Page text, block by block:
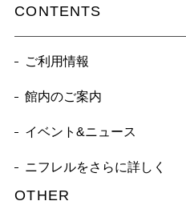
CONTENTS
ご利用情報
館内のご案内
イベント&ニュース
ニフレルをさらに詳しく
OTHER